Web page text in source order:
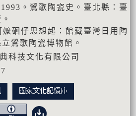
。鶯歌陶瓷史。臺北縣：臺
硘仔思想起：館藏臺灣日用陶
鶯歌陶瓷博物館。
科技文化有限公司
國家文化記憶庫